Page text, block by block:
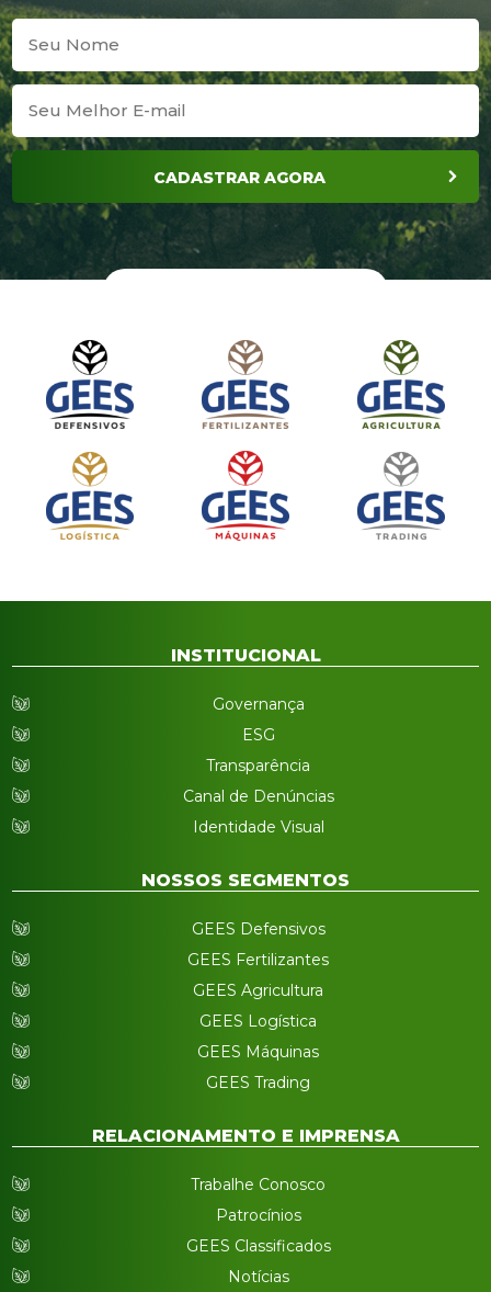
CADASTRAR AGORA
INSTITUCIONAL
Governança
ESG
Transparência
Canal de Denúncias
Identidade Visual
NOSSOS SEGMENTOS
GEES Defensivos
GEES Fertilizantes
GEES Agricultura
GEES Logística
GEES Máquinas
GEES Trading
RELACIONAMENTO E IMPRENSA
Trabalhe Conosco
Patrocínios
GEES Classificados
Notícias